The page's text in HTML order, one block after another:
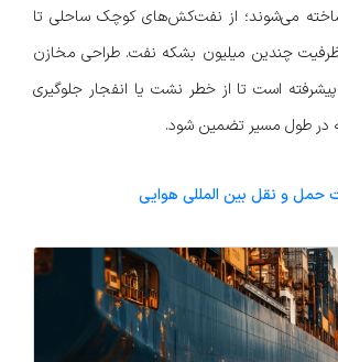
می‌شوند؛ از نفت‌کش‌های کوچک ساحلی تا
چندین میلیون بشکه نفت. طراحی مخازن
است تا از خطر نشت یا انفجار جلوگیری
در طول مسیر تضمین شود.
حمل و نقل بین المللی هوایی